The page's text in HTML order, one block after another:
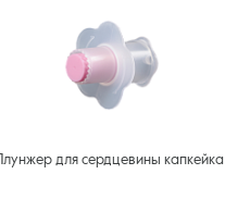
Плунжер для сердцевины капкейка